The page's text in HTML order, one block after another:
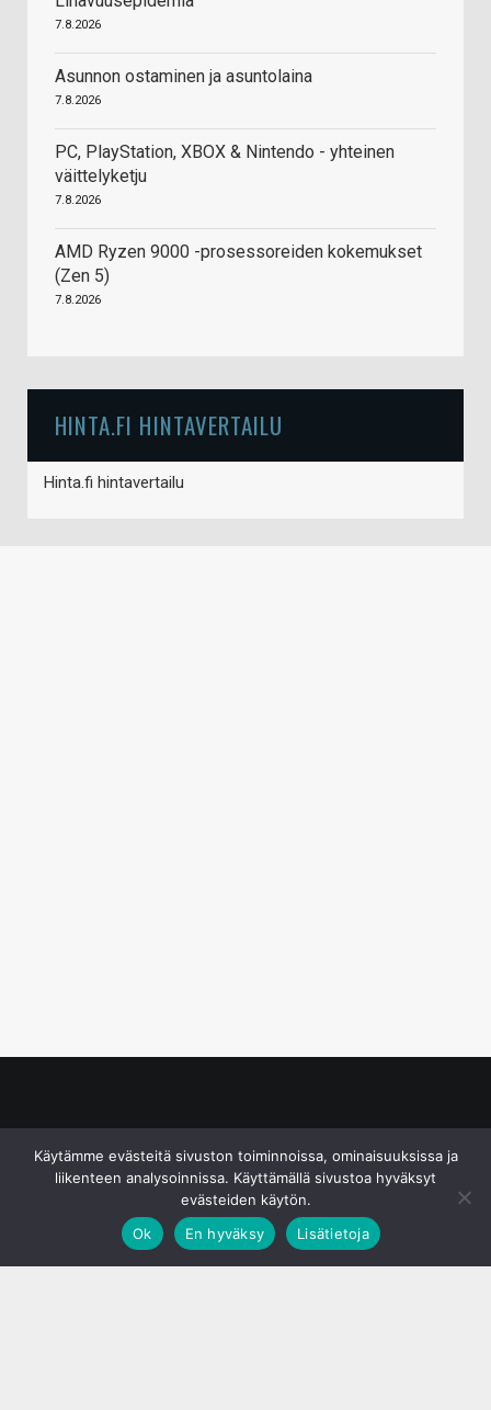
7.8.2026
Asunnon ostaminen ja asuntolaina
7.8.2026
PC, PlayStation, XBOX & Nintendo - yhteinen
väittelyketju
7.8.2026
AMD Ryzen 9000 -prosessoreiden kokemukset
(Zen 5)
7.8.2026
HINTA.FI HINTAVERTAILU
Hinta.fi hintavertailu
Käytämme evästeitä sivuston toiminnoissa, ominaisuuksissa ja
liikenteen analysoinnissa. Käyttämällä sivustoa hyväksyt
evästeiden käytön.
Ok
En hyväksy Lisätietoja